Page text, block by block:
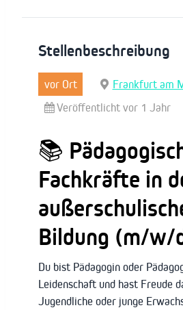
Stellenbeschreibung
vor Ort
Frankfurt am
Veröffentlicht vor 1 Jahr
📚
Fachkräfte in
Bildung (m/w/
Du bist Pädagogin oder
Leidenschaft und hast Freude
Jugendliche oder junge